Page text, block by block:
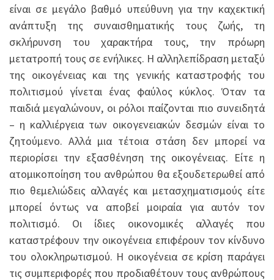
είναι σε μεγάλο βαθμό υπεύθυνη για την καχεκτική
ανάπτυξη της συναισθηματικής τους ζωής, τη
σκλήρυνση του χαρακτήρα τους, την πρόωρη
μετατροπή τους σε ενήλικες. Η αλληλεπίδραση μεταξύ
της οικογένειας και της γενικής καταστροφής του
πολιτισμού γίνεται ένας φαύλος κύκλος. Όταν τα
παιδιά μεγαλώνουν, οι ρόλοι παίζονται πιο συνειδητά
– η καλλιέργεια των οικογενειακών δεσμών είναι το
ζητούμενο. Αλλά μια τέτοια στάση δεν μπορεί να
περιορίσει την εξασθένηση της οικογένειας. Είτε η
ατομικοποίηση του ανθρώπου θα εξουδετερωθεί από
πιο θεμελιώδεις αλλαγές και μετασχηματισμούς είτε
μπορεί όντως να αποβεί μοιραία για αυτόν τον
πολιτισμό. Οι ίδιες οικονομικές αλλαγές που
καταστρέφουν την οικογένεια επιφέρουν τον κίνδυνο
του ολοκληρωτισμού. Η οικογένεια σε κρίση παράγει
τις συμπεριφορές που προδιαθέτουν τους ανθρώπους